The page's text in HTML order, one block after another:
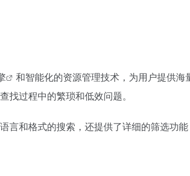
和智能化的资源管理技术，为用户提供
过程中的繁琐和低效问题。
和格式的搜索，还提供了详细的筛选功